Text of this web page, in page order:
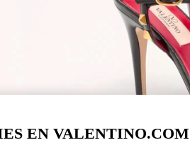
EN VALENTINO.COM